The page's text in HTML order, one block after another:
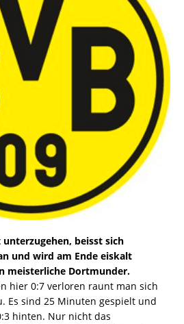
beisst sich
und wird am Ende eiskalt
meisterliche Dortmunder.
hier 0:7 verloren raunt man sich
Es sind 25 Minuten gespielt und
hinten. Nur nicht das